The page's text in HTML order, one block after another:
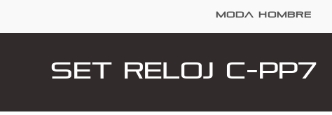
MODA HOMBRE
Set Reloj C-PP7